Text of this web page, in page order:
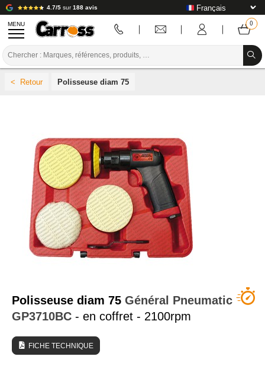
4.7/5 sur188 avis
MENU
PREPARATION / PEINTURE / FINITION
CONSOMMABLE CARROSSERIE
OUTILLAGE CARROSSERIE
ÉQUIPEMENT ATELIER CARROSSERIE
INSTALLATION LABO
TUTORIEL & CONSEILS
Polisseuse diam 75
Polisseuse diam 75 Général Pneumatic
GP3710BC - en coffret - 2100rpm
FICHE TECHNIQUE